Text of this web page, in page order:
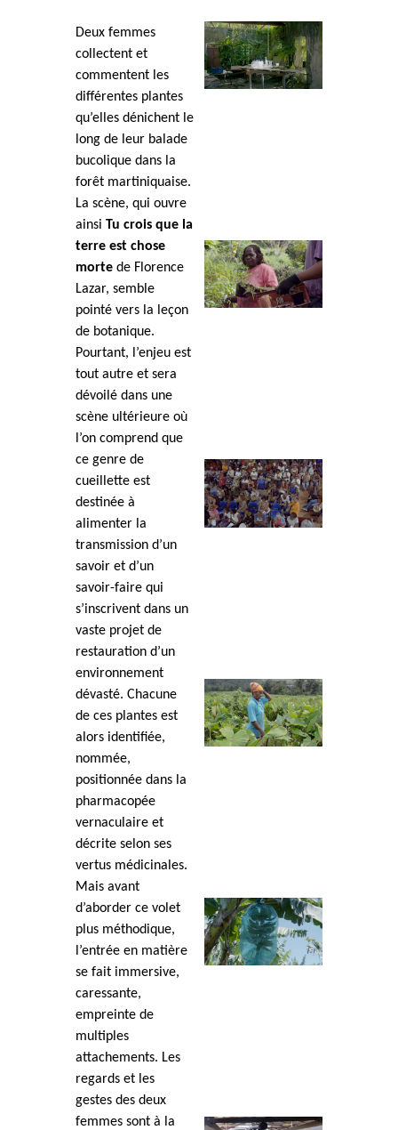
Deux femmes
collectent et
commentent les
différentes plantes
qu’elles dénichent le
long de leur balade
bucolique dans la
forêt martiniquaise.
La scène, qui ouvre
ainsi Tu crois que la
terre est chose
morte de Florence
Lazar, semble
pointé vers la leçon
de botanique.
Pourtant, l’enjeu est
tout autre et sera
dévoilé dans une
scène ultérieure où
l’on comprend que
ce genre de
cueillette est
destinée à
alimenter la
transmission d’un
savoir et d’un
savoir-faire qui
s’inscrivent dans un
vaste projet de
restauration d’un
environnement
dévasté. Chacune
de ces plantes est
alors identifiée,
nommée,
positionnée dans la
pharmacopée
vernaculaire et
décrite selon ses
vertus médicinales.
Mais avant
d’aborder ce volet
plus méthodique,
l’entrée en matière
se fait immersive,
caressante,
empreinte de
multiples
attachements. Les
regards et les
gestes des deux
femmes sont à la